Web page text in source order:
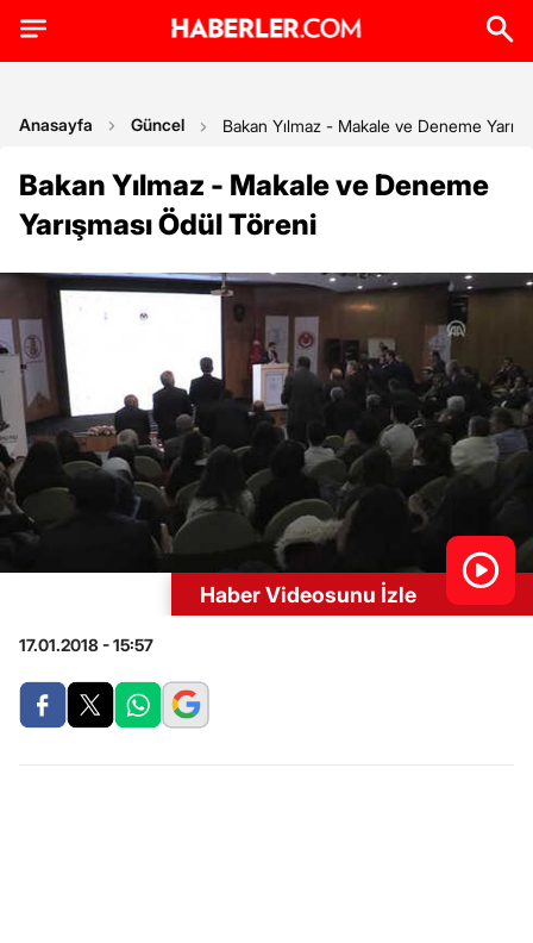
Anasayfa Güncel Bakan Yılmaz - Makale ve Deneme
Bakan Yılmaz - Makale ve Deneme
Yarışması Ödül Töreni
Haber Videosunu İzle
17.01.2018 - 15:57